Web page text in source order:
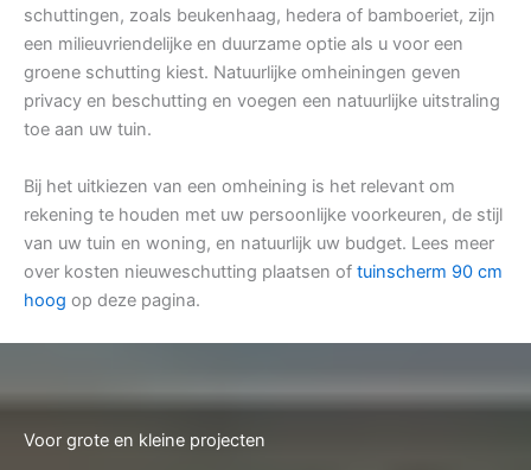
schuttingen, zoals beukenhaag, hedera of bamboeriet, zijn
een milieuvriendelijke en duurzame optie als u voor een
groene schutting kiest. Natuurlijke omheiningen geven
privacy en beschutting en voegen een natuurlijke uitstraling
toe aan uw tuin.
Bij het uitkiezen van een omheining is het relevant om
rekening te houden met uw persoonlijke voorkeuren, de stijl
van uw tuin en woning, en natuurlijk uw budget. Lees meer
over kosten nieuweschutting plaatsen of tuinscherm 90 cm
hoog op deze pagina.
Voor grote en kleine projecten